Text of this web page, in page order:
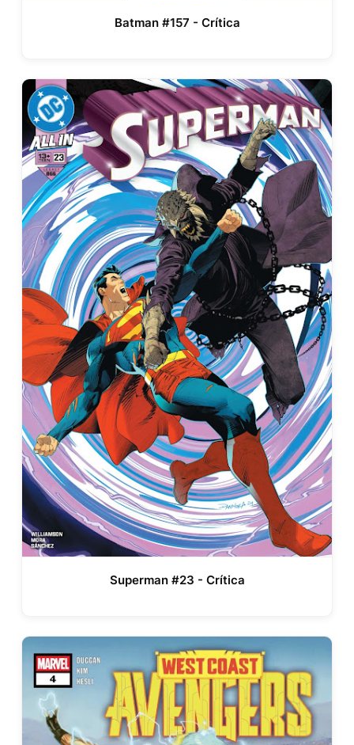
Batman #157 - Crítica
Superman #23 - Crítica